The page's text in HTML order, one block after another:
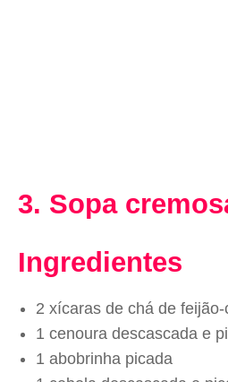
3. Sopa
Ingredientes
2 xícaras de chá de
1 cenoura descascada e
1 abobrinha picada